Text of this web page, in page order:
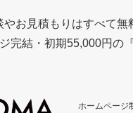
お見積もりはすべて
完結・初期55,000円の
ホームページ